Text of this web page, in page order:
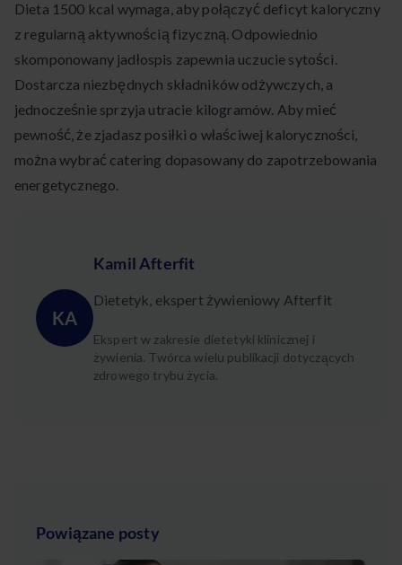
Dieta 1500 kcal wymaga, aby połączyć deficyt kaloryczny
z regularną aktywnością fizyczną. Odpowiednio
skomponowany jadłospis zapewnia uczucie sytości.
Dostarcza niezbędnych składników odżywczych, a
jednocześnie sprzyja utracie kilogramów. Aby mieć
pewność, że zjadasz posiłki o właściwej kaloryczności,
można wybrać catering dopasowany do zapotrzebowania
energetycznego.
KA
Kamil Afterfit
Dietetyk, ekspert żywieniowy Afterfit
Ekspert w zakresie dietetyki klinicznej i
żywienia. Twórca wielu publikacji dotyczących
zdrowego trybu życia.
Powiązane posty